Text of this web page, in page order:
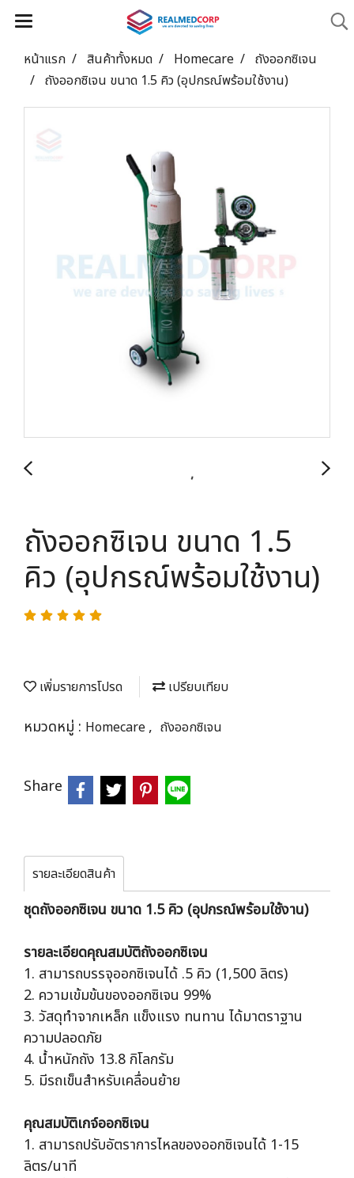
หน้าแรก สินค้าทั้งหมด Homecare
ถังออกซิเจน
ถังออกซิเจน ขนาด 1.5 คิว (อุปกรณ์พร้อมใช้งาน)
ถังออกซิเจน ขนาด 1.5
คิว (อุปกรณ์พร้อมใช้งาน)
เพิ่มรายการโปรด เปรียบเทียบ
หมวดหมู่ : Homecare, ถังออกซิเจน
Share
รายละเอียดสินค้า
ชุดถังออกซิเจน ขนาด 1.5 คิว (อุปกรณ์พร้อมใช้งาน)
รายละเอียดคุณสมบัติถังออกซิเจน
1. สามารถบรรจุออกซิเจนได้ .5 คิว (1,500 ลิตร)
2. ความเข้มข้นของออกซิเจน 99%
3. วัสดุทำจากเหล็ก แข็งแรง ทนทาน ได้มาตราฐาน
ความปลอดภัย
4. น้ำหนักถัง 13.8 กิโลกรัม
5. มีรถเข็นสำหรับเคลื่อนย้าย
คุณสมบัติเกจ์ออกซิเจน
1. สามารถปรับอัตราการไหลของออกซิเจนได้ 1-15
ลิตร/นาที